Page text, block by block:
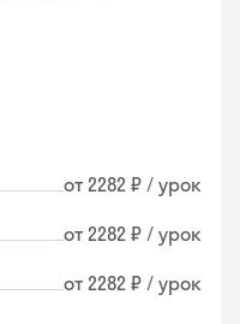
от 2282 ₽ / урок
от 2282 ₽ / урок
от 2282 ₽ / урок